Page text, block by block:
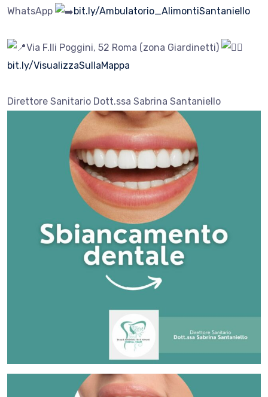
WhatsApp bit.ly/Ambulatorio_AlimontiSantaniello
Via F.lli Poggini, 52 Roma (zona Giardinetti)
bit.ly/VisualizzaSullaMappa
Direttore Sanitario Dott.ssa Sabrina Santaniello